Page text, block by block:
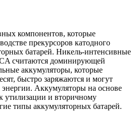
компонентов, которые
прекурсоров катодного
батарей. Никель-интенсивные
считаются доминирующей
аккумуляторы, которые
быстро заряжаются и могут
Аккумуляторы на основе
утилизации и вторичному
типы аккумуляторных батарей.